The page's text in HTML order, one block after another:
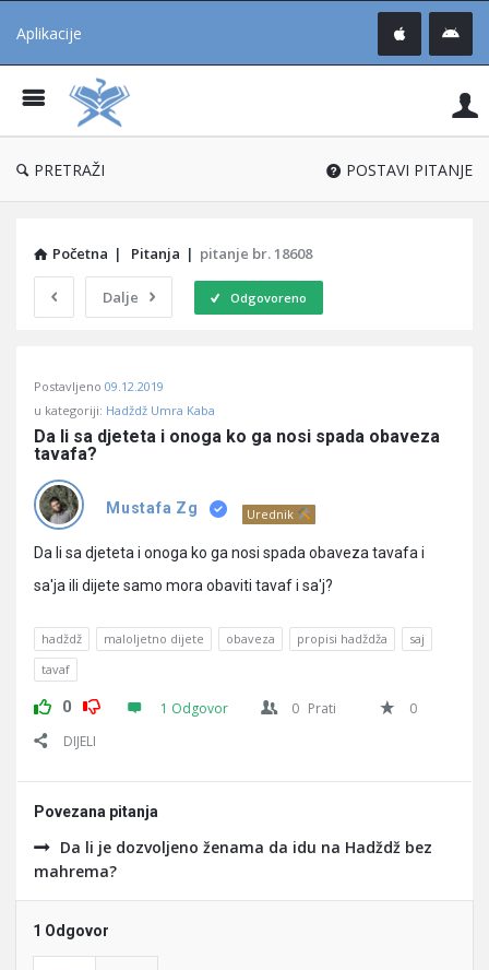
Aplikacije
®
PRETRAŽI POSTAVI PITANJE
Početna | Pitanja | pitanje br. 18608
Dalje Odgovoreno
Učene
Latest
Pitanja
Postavljeno 09.12.2019
u kategoriji: Hadždž Umra Kaba
Da li sa djeteta i onoga ko ga nosi spada obaveza
tavafa?
Mustafa Zg Urednik
Da li sa djeteta i onoga ko ga nosi spada obaveza tavafa i
sa'ja ili dijete samo mora obaviti tavaf i sa'j?
hadždž maloljetno dijete obaveza propisi hadždža
saj
tavaf
0 1 Odgovor 0 Prati
0
DIJELI
Povezana pitanja
Da li je dozvoljeno ženama da idu na Hadždž bez
mahrema?
1 Odgovor